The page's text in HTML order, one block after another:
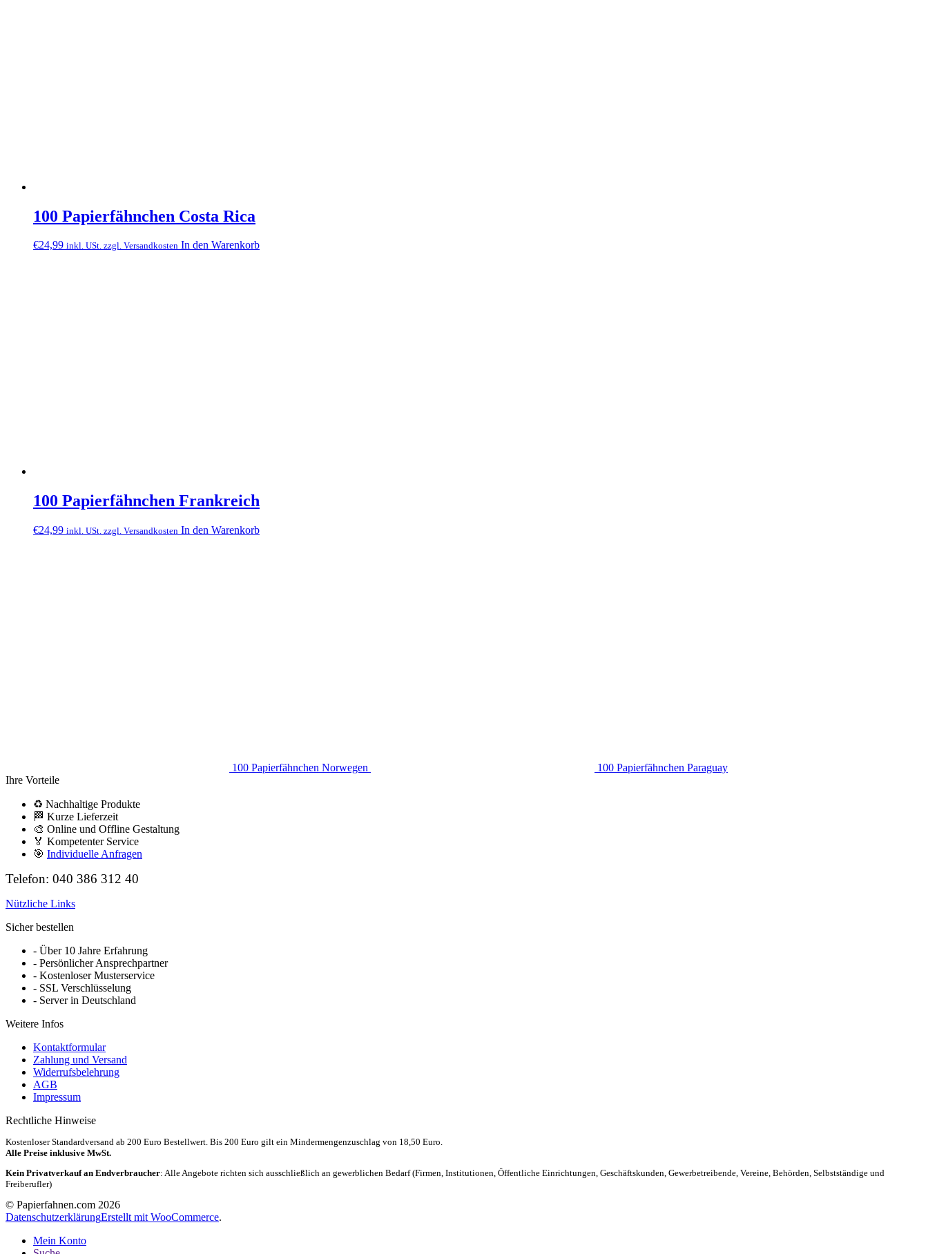
100 Papierfähnchen Costa Rica
€24,99 inkl. USt. zzgl. Versandkosten In den Warenkorb
100 Papierfähnchen Frankreich
€24,99 inkl. USt. zzgl. Versandkosten In den Warenkorb
100 Papierfähnchen Norwegen
100 Papierfähnchen Paraguay
Ihre Vorteile
♻️ Nachhaltige Produkte
🏁 Kurze Lieferzeit
🎨 Online und Offline Gestaltung
🏅 Kompetenter Service
🎯 Individuelle Anfragen
Telefon: 040 386 312 40
Nützliche Links
Sicher bestellen
- Über 10 Jahre Erfahrung
- Persönlicher Ansprechpartner
- Kostenloser Musterservice
- SSL Verschlüsselung
- Server in Deutschland
Weitere Infos
Kontaktformular
Zahlung und Versand
Widerrufsbelehrung
AGB
Impressum
Rechtliche Hinweise
Kostenloser Standardversand ab 200 Euro Bestellwert. Bis 200 Euro gilt ein Mindermengenzuschlag von 18,50 Euro.
Alle Preise inklusive MwSt.
Kein Privatverkauf an Endverbraucher: Alle Angebote richten sich ausschließlich an gewerblichen Bedarf (Firmen, Institutionen, Öffentliche Einrichtungen, Geschäftskunden, Gewerbetreibende, Vereine, Behörden, Selbstständige und
Freiberufler)
© Papierfahnen.com 2026
DatenschutzerklärungErstellt mit WooCommerce.
Mein Konto